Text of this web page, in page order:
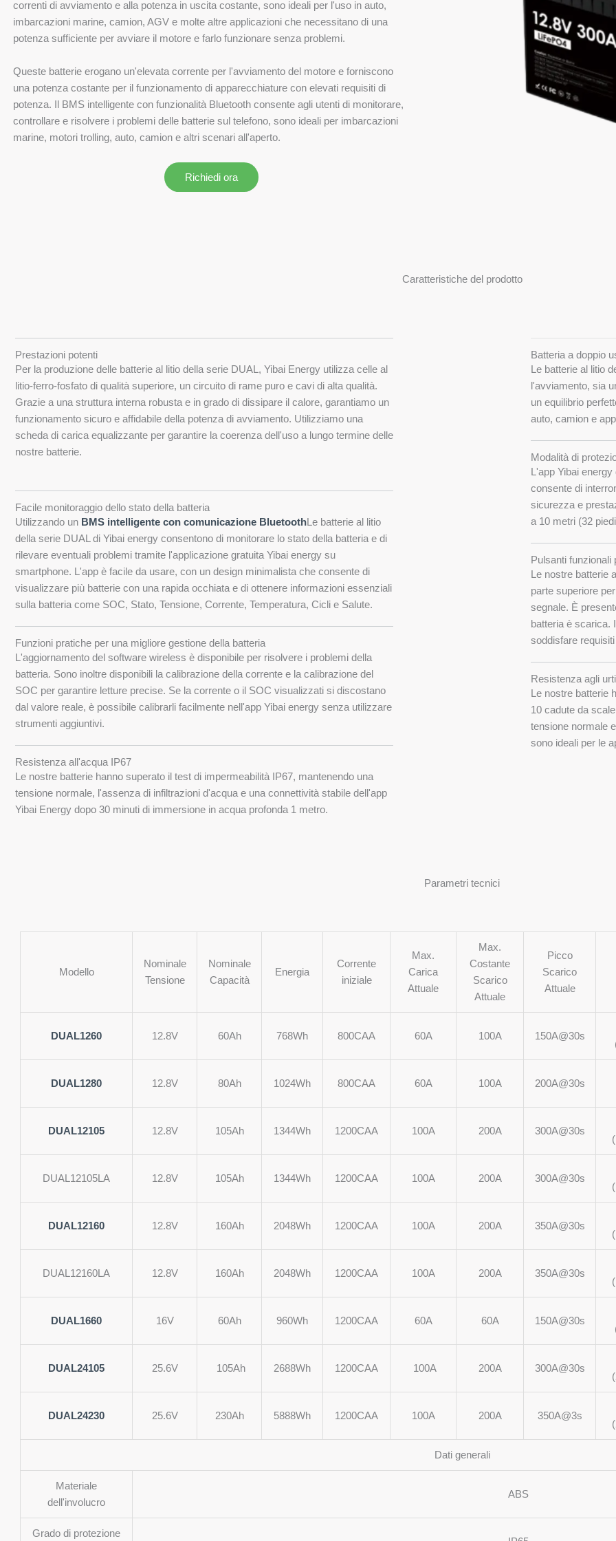
correnti di avviamento e alla potenza in uscita costante, sono ideali per l'uso in auto,
imbarcazioni marine, camion, AGV e molte altre applicazioni che necessitano di una
potenza sufficiente per avviare il motore e farlo funzionare senza problemi.
Queste batterie erogano un'elevata corrente per l'avviamento del motore e forniscono
una potenza costante per il funzionamento di apparecchiature con elevati requisiti di
potenza. Il BMS intelligente con funzionalità Bluetooth consente agli utenti di monitorare,
controllare e risolvere i problemi delle batterie sul telefono, sono ideali per imbarcazioni
marine, motori trolling, auto, camion e altri scenari all'aperto.
Richiedi ora
Caratteristiche del prodotto
Prestazioni potenti
Per la produzione delle batterie al litio della serie DUAL, Yibai Energy utilizza celle al
litio-ferro-fosfato di qualità superiore, un circuito di rame puro e cavi di alta qualità.
Grazie a una struttura interna robusta e in grado di dissipare il calore, garantiamo un
funzionamento sicuro e affidabile della potenza di avviamento. Utilizziamo una
scheda di carica equalizzante per garantire la coerenza dell'uso a lungo termine delle
nostre batterie.
Facile monitoraggio dello stato della batteria
Utilizzando un BMS intelligente con comunicazione BluetoothLe batterie al litio
della serie DUAL di Yibai energy consentono di monitorare lo stato della batteria e di
rilevare eventuali problemi tramite l'applicazione gratuita Yibai energy su
smartphone. L'app è facile da usare, con un design minimalista che consente di
visualizzare più batterie con una rapida occhiata e di ottenere informazioni essenziali
sulla batteria come SOC, Stato, Tensione, Corrente, Temperatura, Cicli e Salute.
Funzioni pratiche per una migliore gestione della batteria
L'aggiornamento del software wireless è disponibile per risolvere i problemi della
batteria. Sono inoltre disponibili la calibrazione della corrente e la calibrazione del
SOC per garantire letture precise. Se la corrente o il SOC visualizzati si discostano
dal valore reale, è possibile calibrarli facilmente nell'app Yibai energy senza utilizzare
strumenti aggiuntivi.
Resistenza all'acqua IP67
Le nostre batterie hanno superato il test di impermeabilità IP67, mantenendo una
tensione normale, l'assenza di infiltrazioni d'acqua e una connettività stabile dell'app
Yibai Energy dopo 30 minuti di immersione in acqua profonda 1 metro.
Batteria a doppio
Le batterie al litio
l'avviamento, sia
un equilibrio
auto, camion e
Modalità di
L'app Yibai
consente di
sicurezza e
a 10 metri (32
Pulsanti
Le nostre batterie
parte superiore
segnale. È
batteria è scarica.
soddisfare
Resistenza agli
Le nostre batterie
10 cadute da
tensione normale
sono ideali per le
Parametri tecnici
Modello
Nominale
Tensione
Nominale
Capacità
Energia
Corrente
iniziale
Max.
Carica
Attuale
Max.
Costante
Scarico
Attuale
Picco
Scarico
Attuale
DUAL1260 12.8V 60Ah 768Wh 800CAA 60A 100A 150A@30s
DUAL1280 12.8V 80Ah 1024Wh 800CAA 60A 100A 200A@30s
DUAL12105 12.8V 105Ah 1344Wh 1200CAA 100A 200A 300A@30s
DUAL12105LA 12.8V 105Ah 1344Wh 1200CAA 100A 200A 300A@30s
DUAL12160 12.8V 160Ah 2048Wh 1200CAA 100A 200A 350A@30s
DUAL12160LA 12.8V 160Ah 2048Wh 1200CAA 100A 200A 350A@30s
DUAL1660 16V 60Ah 960Wh 1200CAA 60A 60A 150A@30s
DUAL24105 25.6V 105Ah 2688Wh 1200CAA 100A 200A 300A@30s
DUAL24230 25.6V 230Ah 5888Wh 1200CAA 100A 200A 350A@3s
Dati generali
Materiale
dell'involucro
ABS
Grado di protezione